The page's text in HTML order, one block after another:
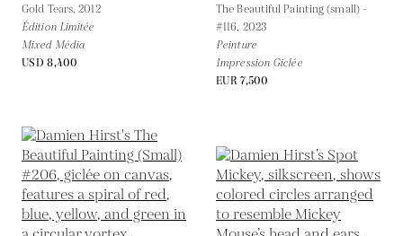
Gold Tears,2012
Édition Limitée
Mixed Média
USD 8,400
The Beautiful Painting (small) -
#116, 2023
Peinture
Impression Giclée
EUR 7,500